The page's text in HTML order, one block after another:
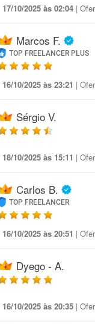
17/10/2025 às 02:04 |
Marcos F.
TOP FREELANCER PLUS
16/10/2025 às 23:21 |
Sérgio V.
18/10/2025 às 15:11 |
Carlos B.
TOP FREELANCER
16/10/2025 às 20:51 |
Dyego - A.
16/10/2025 às 20:35 |